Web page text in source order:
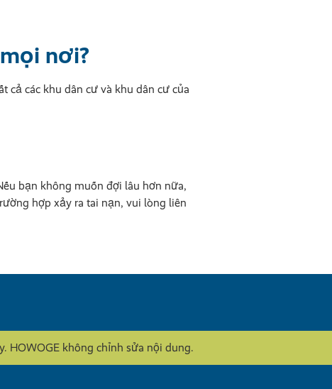
nơi?
cả các khu dân cư và khu dân cư của
bạn không muốn đợi lâu hơn nữa,
hợp xảy ra tai nạn, vui lòng liên
HOWOGE không chỉnh sửa nội dung.